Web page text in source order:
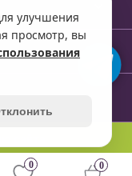
улучшения
просмотр, вы
0 0